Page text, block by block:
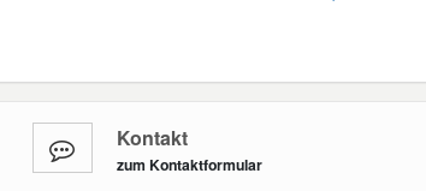
Kontakt
zum Kontaktformular